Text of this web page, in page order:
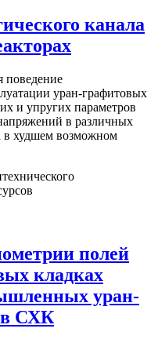
канала
поведение
уран-графитовых
и упругих параметров
в различных
в худшем возможном
полей
кладках
уран-
СХК